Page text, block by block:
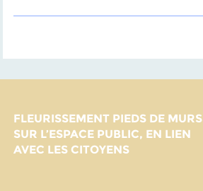
FLEURISSEMENT PIEDS DE MURS
SUR L’ESPACE PUBLIC, EN LIEN
AVEC LES CITOYENS